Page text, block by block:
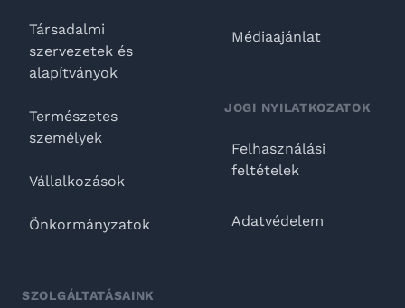
Társadalmi
szervezetek és
alapítványok
Természetes
személyek
Vállalkozások
Önkormányzatok
SZOLGÁLTATÁSAINK
Médiaajánlat
JOGI NYILATKOZATOK
Felhasználási
feltételek
Adatvédelem